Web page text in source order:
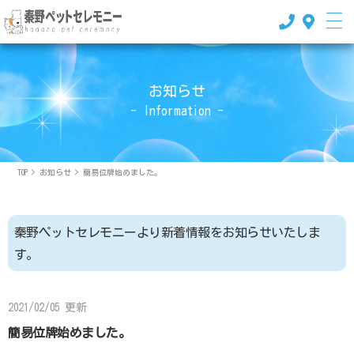
お知らせ
- Information -
TOP > お知らせ > 簡易位牌始めました。
秦野ペットセレモニーより新着情報をお知らせいたしま
す。
2021/02/05 更新
簡易位牌始めました。